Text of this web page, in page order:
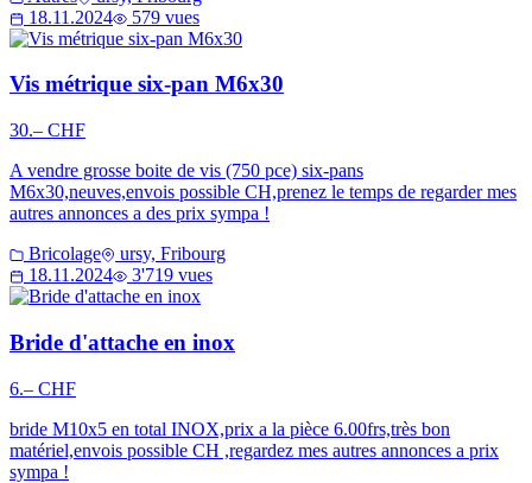
18.11.2024
579 vues
Vis métrique six-pan M6x30
30.– CHF
A vendre grosse boite de vis (750 pce) six-pans
M6x30,neuves,envois possible CH,prenez le temps de regarder mes
autres annonces a des prix sympa !
Bricolage
ursy, Fribourg
18.11.2024
3'719 vues
Bride d'attache en inox
6.– CHF
bride M10x5 en total INOX,prix a la pièce 6.00frs,très bon
matériel,envois possible CH ,regardez mes autres annonces a prix
sympa !